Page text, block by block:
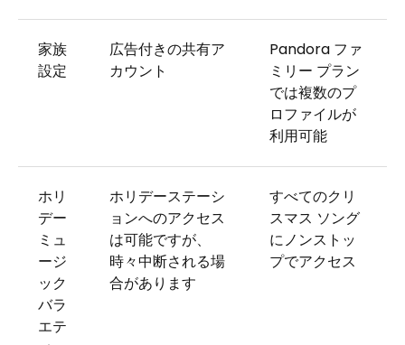
家族
設定
広告付きの共有ア
カウント
Pandora ファ
ミリー プラン
では複数のプ
ロファイルが
利用可能
ホリ
デー
ミュ
ージ
ック
バラ
エテ
ホリデーステーシ
ョンへのアクセス
は可能ですが、
時々中断される場
合があります
すべてのクリ
スマス ソング
にノンストッ
プでアクセス